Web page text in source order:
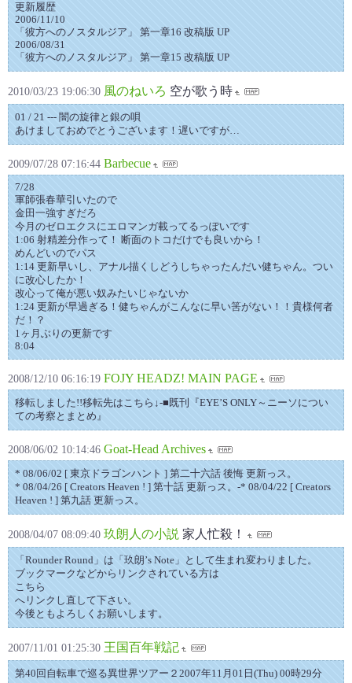
更新履歴
2006/11/10
「彼方へのノスタルジア」 第一章16 改稿版 UP
2006/08/31
「彼方へのノスタルジア」 第一章15 改稿版 UP
2010/03/23 19:06:30 風のねいろ 空が歌う時
01 / 21 --- 闇の旋律と銀の唄
あけましておめでとうございます！遅いですが…
2009/07/28 07:16:44 Barbecue
7/28
軍師張春華引いたので
金田一強すぎだろ
今月のゼロエクスにエロマンガ載ってるっぽいです
1:06 射精差分作って！ 断面のトコだけでも良いから！
めんどいのでパス
1:14 更新早いし、アナル描くしどうしちゃったんだい健ちゃん。つい
に改心したか！
改心って俺が悪い奴みたいじゃないか
1:24 更新が早過ぎる！健ちゃんがこんなに早い筈がない！！貴様何者
だ！？
1ヶ月ぶりの更新です
8:04
2008/12/10 06:16:19 FOJY HEADZ! MAIN PAGE
移転しました!!移転先はこちら↓-■既刊『EYE’S ONLY～ニーソについ
ての考察とまとめ』
2008/06/02 10:14:46 Goat-Head Archives
* 08/06/02 [ 東京ドラゴンハント ] 第二十六話 後悔 更新っス。
* 08/04/26 [ Creators Heaven ! ] 第十話 更新っス。-* 08/04/22 [ Creators
Heaven ! ] 第九話 更新っス。
2008/04/07 08:09:40 玖朗人の小説 家人忙殺！
「Rounder Round」は「玖朗’s Note」として生まれ変わりました。
ブックマークなどからリンクされている方は
こちら
へリンクし直して下さい。
今後ともよろしくお願いします。
2007/11/01 01:25:30 王国百年戦記
第40回自転車で巡る異世界ツアー２2007年11月01日(Thu) 00時29分